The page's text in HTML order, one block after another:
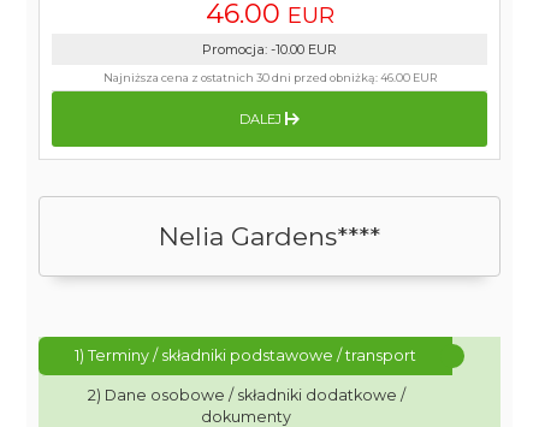
Nelia Gardens****
1) Terminy / składniki podstawowe / transport
2) Dane osobowe / składniki dodatkowe /
dokumenty
46.00 EUR
Promocja: -10.00 EUR
Najniższa cena z ostatnich 30 dni przed obniżką:46.00 EUR
DALEJ